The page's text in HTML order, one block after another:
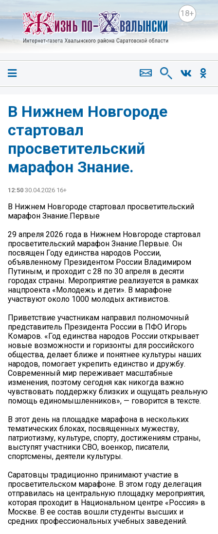
18+
В Нижнем Новгороде
стартовал
просветительский
марафон Знание.
12:50 30.04.2026 16+
В Нижнем Новгороде стартовал просветительский
марафон Знание.Первые
29 апреля 2026 года в Нижнем Новгороде стартовал
просветительский марафон Знание.Первые. Он
посвящен Году единства народов России,
объявленному Президентом России Владимиром
Путиным, и проходит с 28 по 30 апреля в десяти
городах страны. Мероприятие реализуется в рамках
нацпроекта «Молодежь и дети». В марафоне
участвуют около 1000 молодых активистов.
Приветствие участникам направил полномочный
представитель Президента России в ПФО Игорь
Комаров. «Год единства народов России открывает
новые возможности и горизонты для российского
общества, делает ближе и понятнее культуры наших
народов, помогает укрепить единство и дружбу.
Современный мир переживает масштабные
изменения, поэтому сегодня как никогда важно
чувствовать поддержку близких и ощущать реальную
помощь единомышленников», — говорится в тексте.
В этот день на площадке марафона в нескольких
тематических блоках, посвященных мужеству,
патриотизму, культуре, спорту, достижениям страны,
выступят участники СВО, военкор, писатели,
спортсмены, деятели культуры.
Саратовцы традиционно принимают участие в
просветительском марафоне. В этом году делегация
отправилась на центральную площадку мероприятия,
которая проходит в Национальном центре «Россия» в
Москве. В ее состав вошли студенты высших и
средних профессиональных учебных заведений.